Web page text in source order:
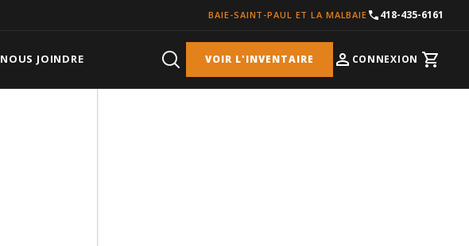
BAIE-SAINT-PAUL ET LA MALBAIE 418-435-6161
NOUS JOINDRE VOIR L'INVENTAIRE CONNEXION Cart